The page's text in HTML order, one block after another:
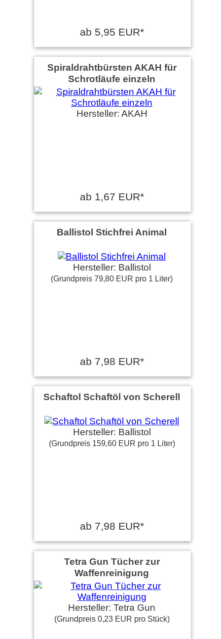
ab 5,95 EUR*
Spiraldrahtbürsten AKAH für
Schrotläufe einzeln
Hersteller: AKAH
ab 1,67 EUR*
Ballistol Stichfrei Animal
Hersteller: Ballistol
(Grundpreis 79,80 EUR pro 1 Liter)
ab 7,98 EUR*
Schaftol Schaftöl von Scherell
Hersteller: Ballistol
(Grundpreis 159,60 EUR pro 1 Liter)
ab 7,98 EUR*
Tetra Gun Tücher zur
Waffenreinigung
Hersteller: Tetra Gun
(Grundpreis 0,23 EUR pro Stück)